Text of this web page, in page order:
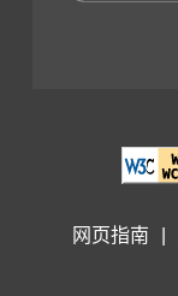
网页指南